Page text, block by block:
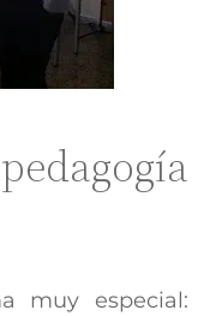
muy especial: